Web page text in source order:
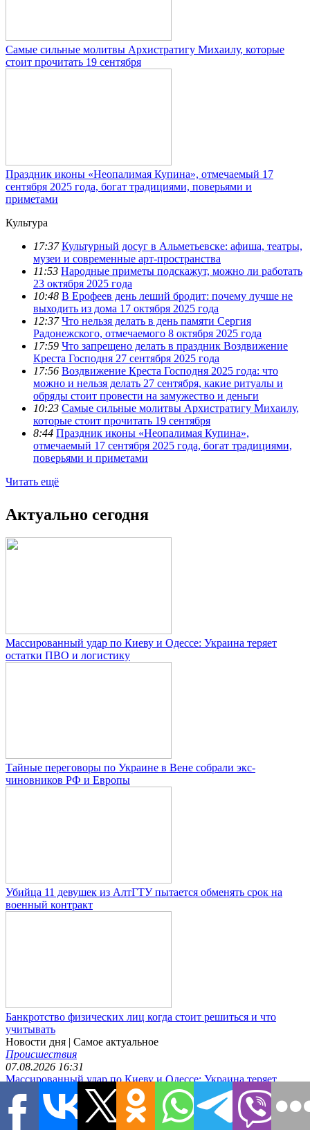
Самые сильные молитвы Архистратигу Михаилу, которые
стоит прочитать 19 сентября
Праздник иконы «Неопалимая Купина», отмечаемый 17
сентября 2025 года, богат традициями, поверьями и
приметами
Культура
17:37 Культурный досуг в Альметьевске: афиша, театры,
музеи и современные арт-пространства
11:53 Народные приметы подскажут, можно ли работать
23 октября 2025 года
10:48 В Ерофеев день леший бродит: почему лучше не
выходить из дома 17 октября 2025 года
12:37 Что нельзя делать в день памяти Сергия
Радонежского, отмечаемого 8 октября 2025 года
17:59 Что запрещено делать в праздник Воздвижение
Креста Господня 27 сентября 2025 года
17:56 Воздвижение Креста Господня 2025 года: что
можно и нельзя делать 27 сентября, какие ритуалы и
обряды стоит провести на замужество и деньги
10:23 Самые сильные молитвы Архистратигу Михаилу,
которые стоит прочитать 19 сентября
8:44 Праздник иконы «Неопалимая Купина»,
отмечаемый 17 сентября 2025 года, богат традициями,
поверьями и приметами
Читать ещё
Актуально сегодня
Массированный удар по Киеву и Одессе: Украина теряет
остатки ПВО и логистику
Тайные переговоры по Украине в Вене собрали экс-
чиновников РФ и Европы
Убийца 11 девушек из АлтГТУ пытается обменять срок на
военный контракт
Банкротство физических лиц когда стоит решиться и что
учитывать
Новости дня | Самое актуальное
Происшествия
07.08.2026 16:31
Массированный удар по Киеву и Одессе: Украина теряет
остатки ПВО и логистику
Политика
07.08.2026 16:14